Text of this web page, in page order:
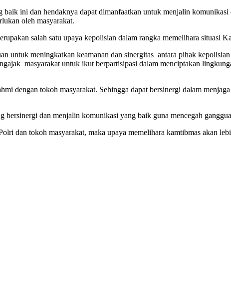
ini dan hendaknya dapat dimanfaatkan untuk menjalin
oleh masyarakat.
salah satu upaya kepolisian dalam rangka memelihara situasi
untuk meningkatkan keamanan dan sinergitas antara pihak
masyarakat untuk ikut berpartisipasi dalam menciptakan
dengan tokoh masyarakat. Sehingga dapat bersinergi dalam
bersinergi dan menjalin komunikasi yang baik guna mencegah
dan tokoh masyarakat, maka upaya memelihara kamtibmas akan